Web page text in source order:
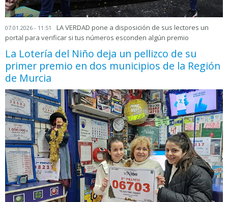
07.01.2026 - 11:51
LA VERDAD pone a disposición de sus lectores un
portal para verificar si tus números esconden algún premio
La Lotería del Niño deja un pellizco de su
primer premio en dos municipios de la Región
de Murcia